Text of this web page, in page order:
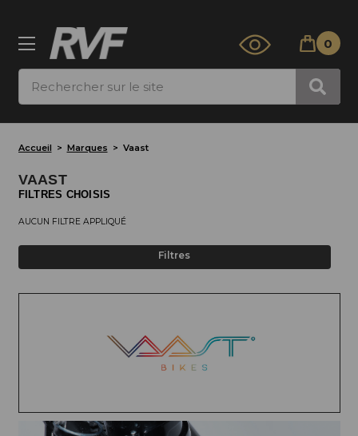
0
Accueil Marques Vaast
VAAST
FILTRES CHOISIS
AUCUN FILTRE APPLIQUÉ
Filtres